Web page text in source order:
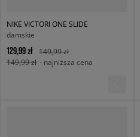
NIKE VICTORI ONE SLIDE
damskie
129,99 zł
149,99 zł
149,99 zł - najniższa cena